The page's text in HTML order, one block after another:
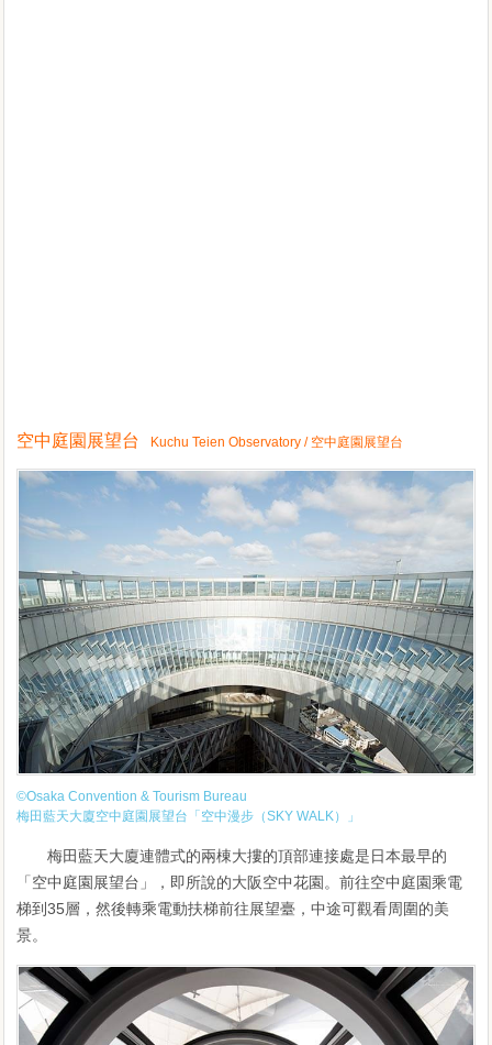
空中庭園展望台 Kuchu Teien Observatory / 空中庭園展望台
©Osaka Convention & Tourism Bureau
梅田藍天大廈空中庭園展望台「空中漫步（SKY WALK）」
梅田藍天大廈連體式的兩棟大摟的頂部連接處是日本最早的
「空中庭園展望台」，即所說的大阪空中花園。前往空中庭園乘電
梯到35層，然後轉乘電動扶梯前往展望臺，中途可觀看周圍的美
景。